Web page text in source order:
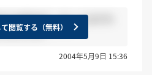
14日まで、もしくはそれ
ましたが・・・
閲覧する（無料）
2004年5月9日 15:36